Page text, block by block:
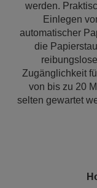
werden.
Einlegen
automatischer
die
Zugänglichkeit
von bis zu 20
selten gewartet